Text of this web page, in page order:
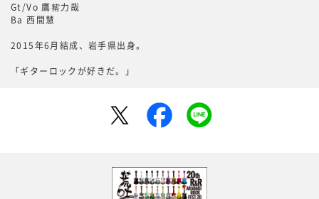
Gt/Vo 鷹觜力哉
Ba 西間慧
2015年6月結成、岩手県出身。
「ギターロックが好きだ。」